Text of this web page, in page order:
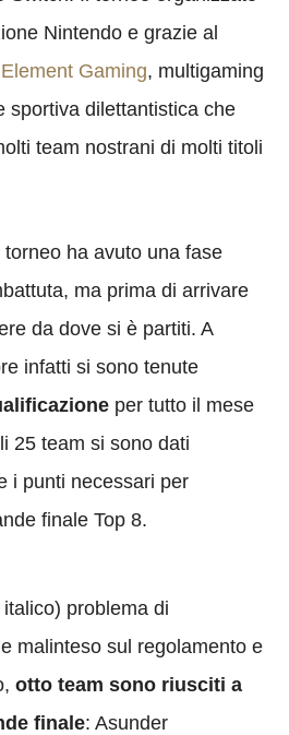
Nintendo e grazie al
Element Gaming, multigaming
sportiva dilettantistica che
team nostrani di molti titoli
ha avuto una fase
ma prima di arrivare
da dove si è partiti. A
infatti si sono tenute
per tutto il mese
25 team si sono dati
i punti necessari per
finale Top 8.
problema di
malinteso sul regolamento e
otto team sono riusciti a
finale: Asunder